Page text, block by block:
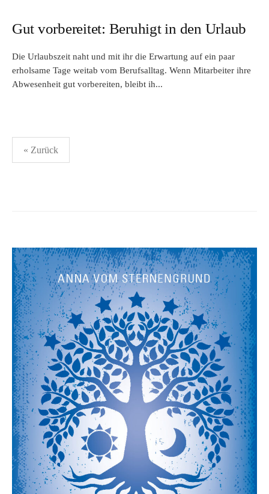
Gut vorbereitet: Beruhigt in den Urlaub
Die Urlaubszeit naht und mit ihr die Erwartung auf ein paar
erholsame Tage weitab vom Berufsalltag. Wenn Mitarbeiter ihre
Abwesenheit gut vorbereiten, bleibt ih...
Seitennummerierung
der
« Zurück